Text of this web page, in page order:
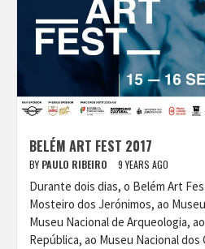
BELÉM ART FEST 2017
BY PAULO RIBEIRO 9 YEARS AGO
Durante dois dias, o Belém Art
Mosteiro dos Jerónimos, ao
Museu Nacional de Arqueologia,
República, ao Museu Nacional dos